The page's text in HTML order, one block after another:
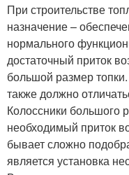
При строительстве
назначение –
нормального
достаточный приток
большой размер
также должно
Колоссники большого
необходимый приток
бывает сложно
является установка